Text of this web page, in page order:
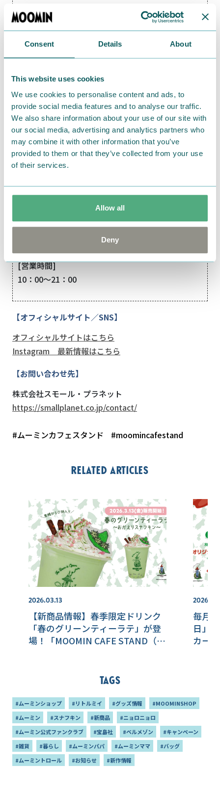
Consent Details About
This website uses cookies
We use cookies to personalise content and ads, to
provide social media features and to analyse our traffic.
We also share information about your use of our site with
our social media, advertising and analytics partners who
may combine it with other information that you’ve
provided to them or that they’ve collected from your use
of their services.
Allow all
Deny
【MOOMIN CAFE STAND（ムーミンカフェス
タンド） ストア情報】
■越谷レイクタウン
[住所]
イオンレイクタウンmori 2階
〒343-0828 埼玉県越谷市レイクタウン3丁目1番地1
[営業時間]
10：00～21：00
■大阪梅田
阪急三番街 南館地下2階
〒530-0012 大阪府大阪市北区芝田1-1-3
[営業時間]
10：00～21：00
【オフィシャルサイト／SNS】
オフィシャルサイトはこちら
Instagram 最新情報はこちら
【お問い合わせ先】
株式会社スモール・プラネット
https://smallplanet.co.jp/contact/
#ムーミンカフェスタンド #moomincafestand
Related articles
2026.03.13
【新商品情報】春季限定ドリンク
「春のグリーンティーラテ」が登
場！「MOOMIN CAFE STAND（ム
毎月
日」
カー
Tags
#ムーミンショップ #リトルミイ #グッズ情報
#MOOMINSHOP
#ムーミン
#スナフキン #新商品
#ニョロニョロ
#ムーミン公式ファンクラブ
#宝島社 #ベルメゾン
#キャンペーン
#雑貨
#暮らし #ムーミンパパ #ムーミンママ
#バッグ
#ムーミントロール
#お知らせ #新作情報